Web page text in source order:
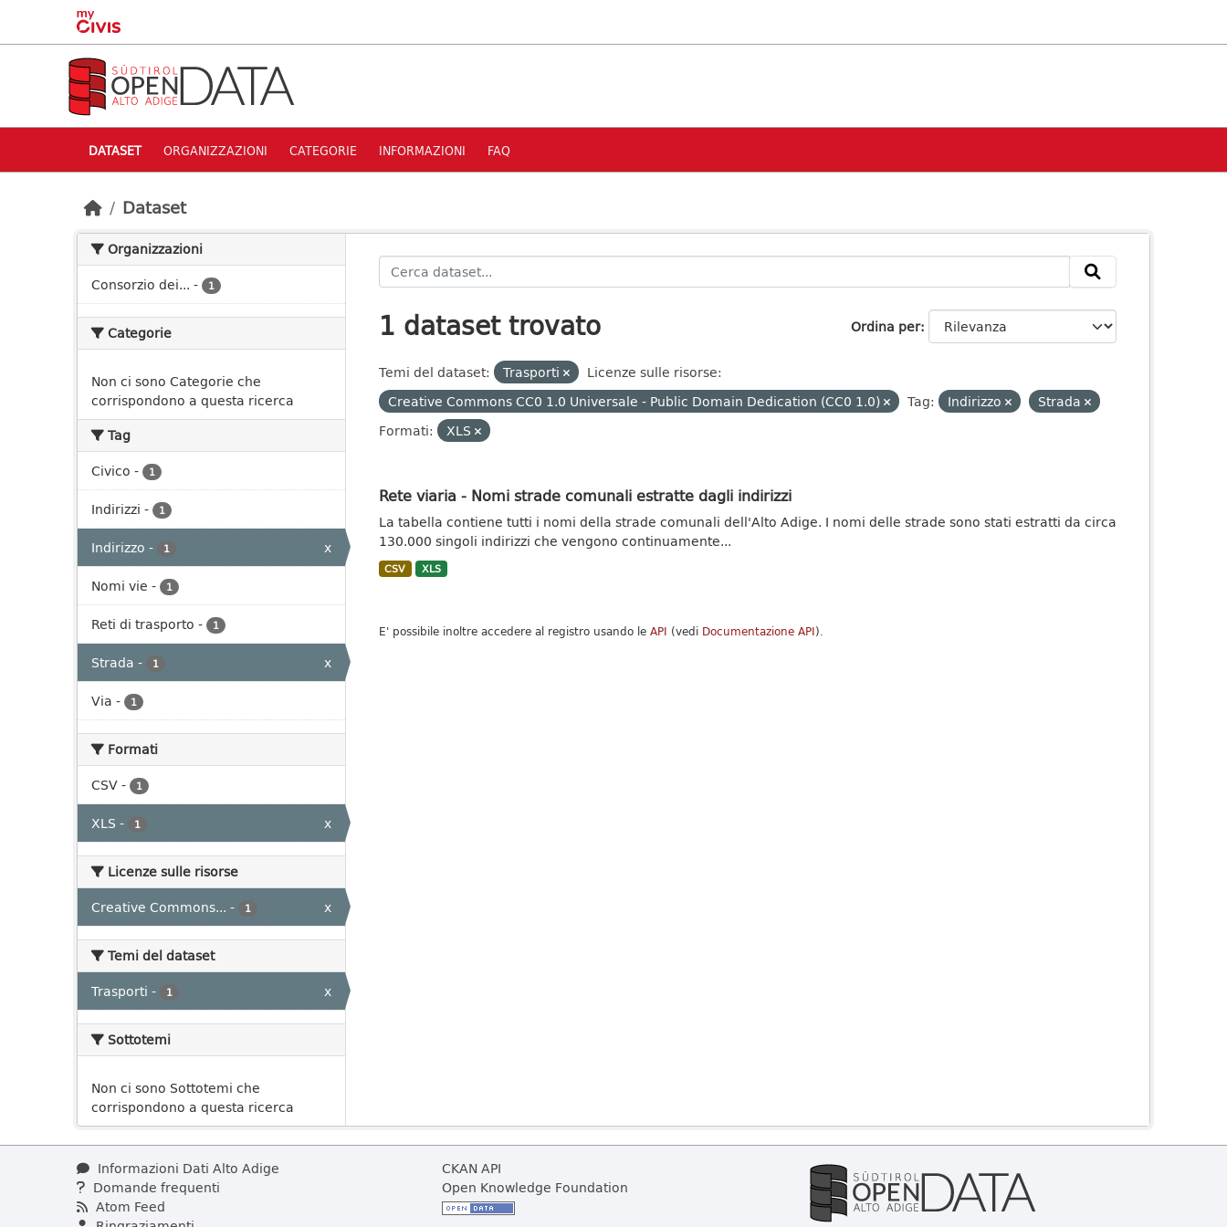
Skip to main content
DATASET ORGANIZZAZIONI CATEGORIE INFORMAZIONI FAQ
Dataset
Organizzazioni
Consorzio dei... - 1
Categorie
Non ci sono Categorie che
corrispondono a questa ricerca
Tag
Civico - 1
Indirizzi - 1
Indirizzo - 1
x
Nomi vie - 1
Reti di trasporto - 1
Strada - 1
x
Via - 1
Formati
CSV- 1
XLS - 1 x
Licenze sulle risorse
Creative Commons... - 1 x
Temi del dataset
Trasporti - 1 x
Sottotemi
Non ci sono Sottotemi che
corrispondono a questa ricerca
Ordina per
1 dataset trovato
Temi del dataset: Trasporti
Licenze sulle risorse:
Creative Commons CC0 1.0 Universale - Public Domain Dedication (CC0 1.0)
Tag: Indirizzo
Strada
Formati:
XLS
Rete viaria - Nomi strade comunali estratte dagli indirizzi
La tabella contiene tutti i nomi della strade comunali dell'Alto Adige. I nomi delle strade sono stati estratti da circa
130.000 singoli indirizzi che vengono continuamente...
CSV XLS
E' possibile inoltre accedere al registro usando le API (vedi Documentazione API).
Informazioni Dati Alto Adige
Domande frequenti
Atom Feed
CKAN API
Open Knowledge Foundation